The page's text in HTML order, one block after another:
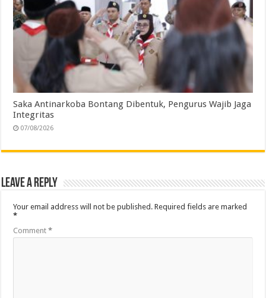
Saka Antinarkoba Bontang Dibentuk, Pengurus Wajib Jaga
Integritas
07/08/2026
Leave a Reply
Your email address will not be published. Required fields are marked
*
Comment*